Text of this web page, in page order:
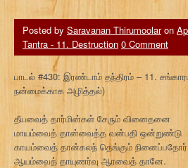
Posted by Saravanan Thirumoolaron
Tantra - 11. Destruction 0 Comment
பாடல் #430: இரண்டாம் தந்திரம் – 11.
நன்மைக்காக அழித்தல்)
தீயவைத் தார்மின்கள் சேரும் வினைதனை
மாயம்வைத் தான்வைத்த வன்பதி ஒன்றுண்டு
காயம்வைத் தான்கலந் தெங்கும் நினைப்பதோர்
ஆயம்வைத் தாயுணர்வு ஆரவைத் தானே.